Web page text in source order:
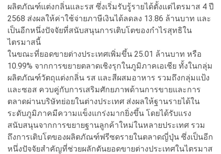
ผลิตภัณฑ์แต่งกลิ่นและรส ซึ่งเริ่มรับรู้รายได้ตั้งแต่ไตรมาส 4 ปี
2568 ส่งผลให้ค่าใช้จ่ายภาษีเงินได้ลดลง 13.86 ล้านบาท และ
เป็นอีกหนึ่งปัจจัยที่สนับสนุนการเติบโตของกำไรสุทธิใน
ไตรมาสนี้
ในขณะที่ยอดขายต่างประเทศเพิ่มขึ้น 25.01 ล้านบาท หรือ
10.99% จากการขยายตลาดเชิงรุกในภูมิภาคเอเชีย ทั้งในกลุ่ม
ผลิตภัณฑ์วัตถุแต่งกลิ่น รส และสีผสมอาหาร รวมถึงกลุ่มแป้ง
และซอส ควบคู่กับการเสริมศักยภาพด้านการขายและการ
ตลาดผ่านบริษัทย่อยในต่างประเทศ ส่งผลให้ฐานรายได้ใน
ระดับภูมิภาคมีความแข็งแกร่งมากยิ่งขึ้น โดยได้รับแรง
สนับสนุนจากการขยายฐานลูกค้าใหม่ในหลายประเทศ รวม
ถึงการเติบโตของผลิตภัณฑ์ฟรีซดรายในตลาดญี่ปุ่น ซึ่งเป็นอีก
หนึ่งปัจจัยสำคัญที่ช่วยผลักดันยอดขายต่างประเทศในไตรมาส